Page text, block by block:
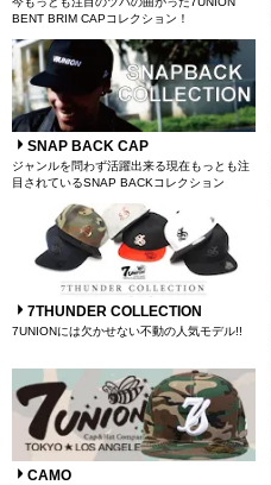
BENT BRIM CAPコレクション！
SNAP BACK CAP
ジャンルを問わず活躍出来る現在もっとも注
目されているSNAP BACKコレクション
7THUNDER COLLECTION
7UNIONには欠かせない不動の人気モデル!!
CAMO